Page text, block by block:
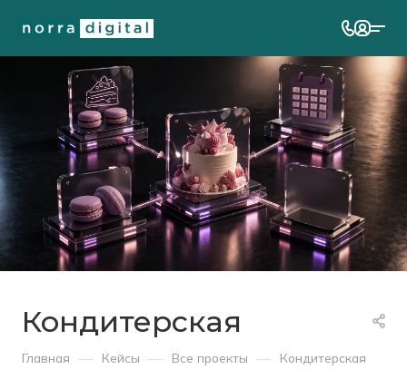
Кондитерская
Главная — Кейсы — Все проекты — Кондитерская